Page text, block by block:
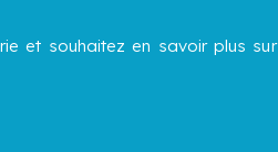
et souhaitez en savoir plus sur